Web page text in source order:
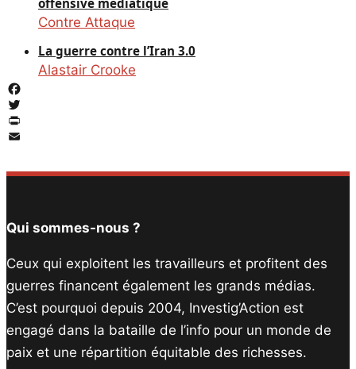
Contre Attaque
La guerre contre l’Iran 3.0
Alastair Crooke
Facebook
Twitter
PrintFriendly
Qui sommes-nous ?
Ceux qui exploitent les travailleurs et profitent des
guerres financent également les grands médias.
C’est pourquoi depuis 2004, Investig’Action est
engagé dans la bataille de l’info pour un monde de
paix et une répartition équitable des richesses.